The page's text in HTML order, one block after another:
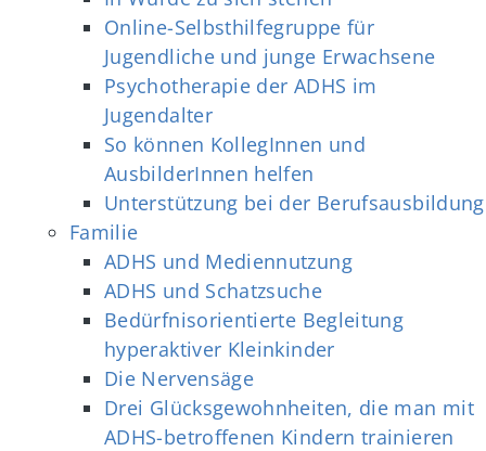
Online-Selbsthilfegruppe für
Jugendliche und junge Erwachsene
Psychotherapie der ADHS im
Jugendalter
So können KollegInnen und
AusbilderInnen helfen
Unterstützung bei der Berufsausbildung
Familie
ADHS und Mediennutzung
ADHS und Schatzsuche
Bedürfnisorientierte Begleitung
hyperaktiver Kleinkinder
Die Nervensäge
Drei Glücksgewohnheiten, die man mit
ADHS-betroffenen Kindern trainieren